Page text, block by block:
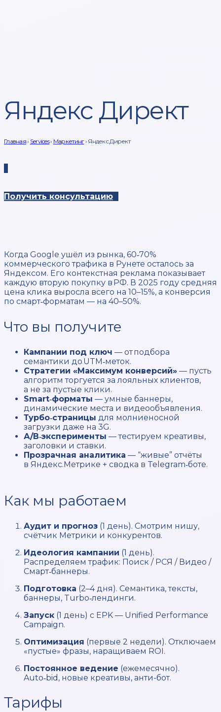
Яндекс Директ
Главная› Services› Маркетинг› Яндекс Директ
Получить консультацию
Когда Google ушёл из рынка, 60‑70%
коммерческого трафика в Рунете осталось за
Яндексом. Его контекстная реклама показывает
каждую вторую покупку в РФ. В 2025 году средняя
цена клика выросла всего на 10–15%, а конверсия
по смарт‑форматам — на 40–50%.
Что вы получите
Кампании под ключ — от подбора
семантики до UTM‑меток.
Стратегии «Максимум конверсий» — пусть
алгоритм торгуется за лояльных клиентов,
а не за пустые клики.
Smart‑форматы — умные баннеры,
динамические места и видеообъявления.
Турбо‑страницы для молниеносной
загрузки даже на 3G.
А/В‑эксперименты — тестируем креативы,
заголовки и ставки.
Прозрачная аналитика — “живые” отчёты
в Яндекс.Метрике + сводка в Telegram‑боте.
Как мы работаем
Аудит и прогноз (1 день). Смотрим нишу,
счётчик Метрики и конкурентов.
Идеология кампании (1 день).
Распределяем трафик: Поиск / РСЯ / Видео /
Смарт‑баннеры.
Подготовка (2–4 дня). Семантика, тексты,
баннеры, Turbo‑лендинги.
Запуск (1 день) с EPK — Unified Performance
Campaign.
Оптимизация (первые 2 недели). Отключаем
«пустые» фразы, наращиваем ROI.
Постоянное ведение (ежемесячно).
Auto‑bid, новые креативы, анти-бот.
Тарифы